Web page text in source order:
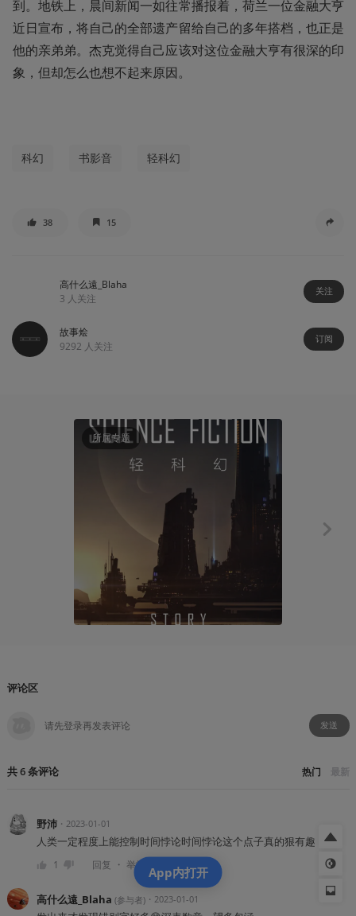
到。地铁上，晨间新闻一如往常播报着，荷兰一位金融大亨
近日宣布，将自己的全部遗产留给自己的多年搭档，也正是
他的亲弟弟。杰克觉得自己应该对这位金融大亨有很深的印
象，但却怎么也想不起来原因。
科幻 书影音 轻科幻
38 15
高什么遠_Blaha
3 人关注
关注
故事烩
9292 人关注
订阅
所属专题
故事烩
评论区
发送
共6条评论 热门 最新
野沛・ 2023-01-01
人类一定程度上能控制时间悖论时间悖论这个点子真的狠有趣！
1 回复 ・ 举报
高什么遠_Blaha (参与者 )・ 2023-01-01
App内打开